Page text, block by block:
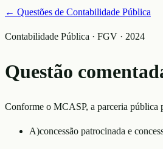
← Questões de Contabilidade Pública
Contabilidade Pública · FGV · 2024
Questão
Conforme o MCASP, a parceria pública
A)concessão patrocinada e